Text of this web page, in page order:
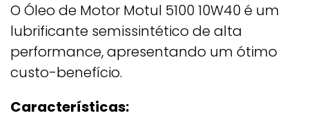
O Óleo de Motor Motul 5100 10W40 é um
lubrificante semissintético de alta
performance, apresentando um ótimo
custo-benefício.
Características: